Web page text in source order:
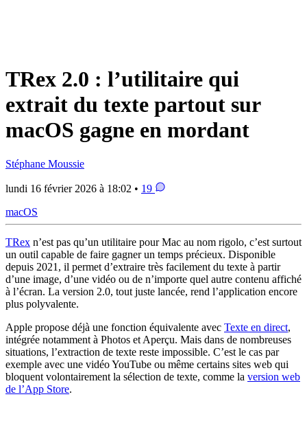
TRex 2.0 : l’utilitaire qui
extrait du texte partout sur
macOS gagne en mordant
Stéphane Moussie
lundi 16 février 2026 à 18:02 • 19
macOS
TRex n’est pas qu’un utilitaire pour Mac au nom rigolo, c’est surtout
un outil capable de faire gagner un temps précieux. Disponible
depuis 2021, il permet d’extraire très facilement du texte à partir
d’une image, d’une vidéo ou de n’importe quel autre contenu affiché
à l’écran. La version 2.0, tout juste lancée, rend l’application encore
plus polyvalente.
Apple propose déjà une fonction équivalente avec Texte en direct,
intégrée notamment à Photos et Aperçu. Mais dans de nombreuses
situations, l’extraction de texte reste impossible. C’est le cas par
exemple avec une vidéo YouTube ou même certains sites web qui
bloquent volontairement la sélection de texte, comme la version web
de l’App Store.